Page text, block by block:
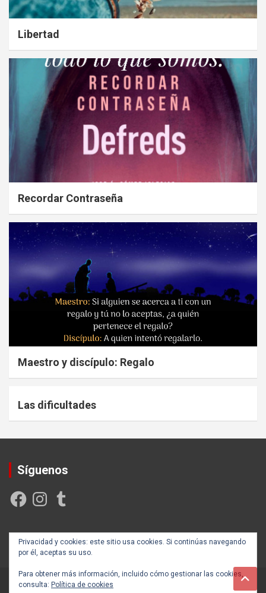
Libertad
Recordar Contraseña
Maestro y discípulo: Regalo
Las dificultades
Síguenos
FacebookInstagramTumblr
Privacidad y cookies: este sitio usa cookies. Si continúas navegando
por él, aceptas su uso.
Para obtener más información, incluido cómo gestionar las cookies,
consulta: Política de cookies
Creada y posicionada por Rogama Informática